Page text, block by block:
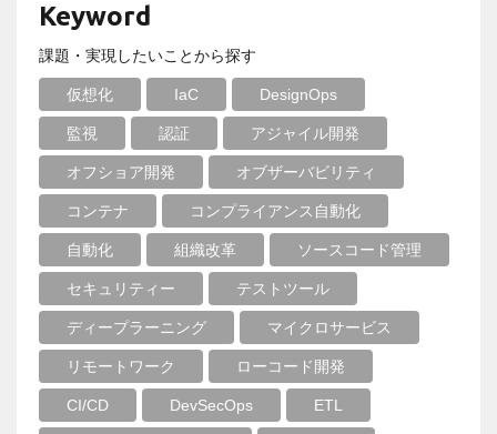
Keyword
課題・実現したいことから探す
仮想化 IaC DesignOps
監視 認証 アジャイル開発
オフショア開発 オブザーバビリティ
コンテナ コンプライアンス自動化
自動化 組織改革 ソースコード管理
セキュリティー テストツール
ディープラーニング マイクロサービス
リモートワーク ローコード開発
CI/CD DevSecOps ETL